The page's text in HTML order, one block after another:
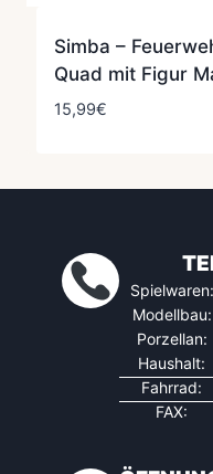
Simba –
Quad mit Figur
15,99€
Spielwaren:
Modellbau:
Porzellan:
Haushalt:
Fahrrad:
FAX: